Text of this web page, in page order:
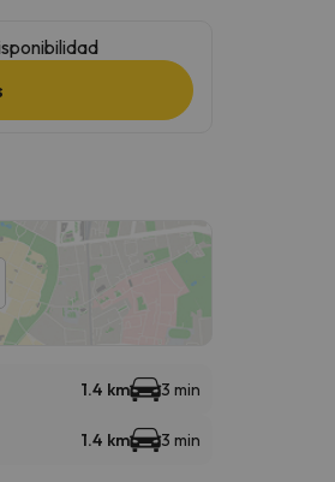
1.4 km 3 min
1.4 km 3 min